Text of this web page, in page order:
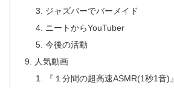
ジャズバーでバーメイド
ニートからYouTuber
今後の活動
人気動画
『１分間の超高速ASMR(1秒1音)』